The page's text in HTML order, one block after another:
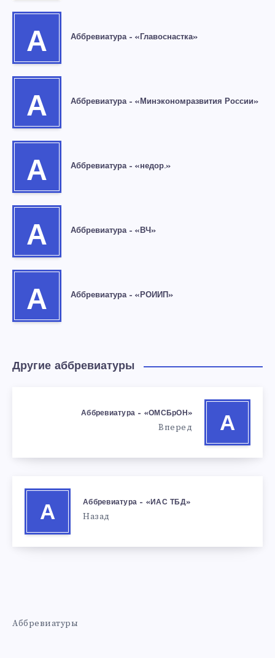
А Аббревиатура – «Главоснастка»
А Аббревиатура – «Минэкономразвития России»
А Аббревиатура – «недор.»
А Аббревиатура – «ВЧ»
А Аббревиатура – «РОИИП»
Другие аббревиатуры
А
Аббревиатура – «ОМСБрОН»
Вперед
А
Аббревиатура – «ИАС ТБД»
Назад
Аббревиатуры